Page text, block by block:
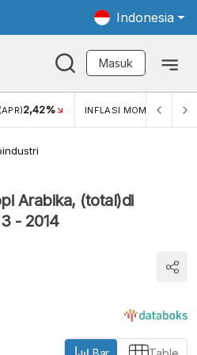
Indonesia
Masuk
2,42% INFLASI MOM (APR)
Arabika, (total)di
- 2014